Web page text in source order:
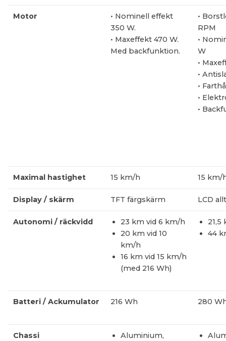
Motor
• Nominell effekt
350 W.
• Maxeffekt 470 W.
Med backfunktion.
•
RPM
•
W
•
•
•
•
•
Maximal hastighet 15 km/h 15 km/
Display / skärm​ TFT färgskärm LCD
Autonomi / räckvidd
23 km vid 6 km/h
20 km vid 10
km/h
16 km vid 15 km/h
(med 216 Wh)
21,5
44
Batteri/ Ackumulator 216 Wh 280
Chassi
Aluminium,